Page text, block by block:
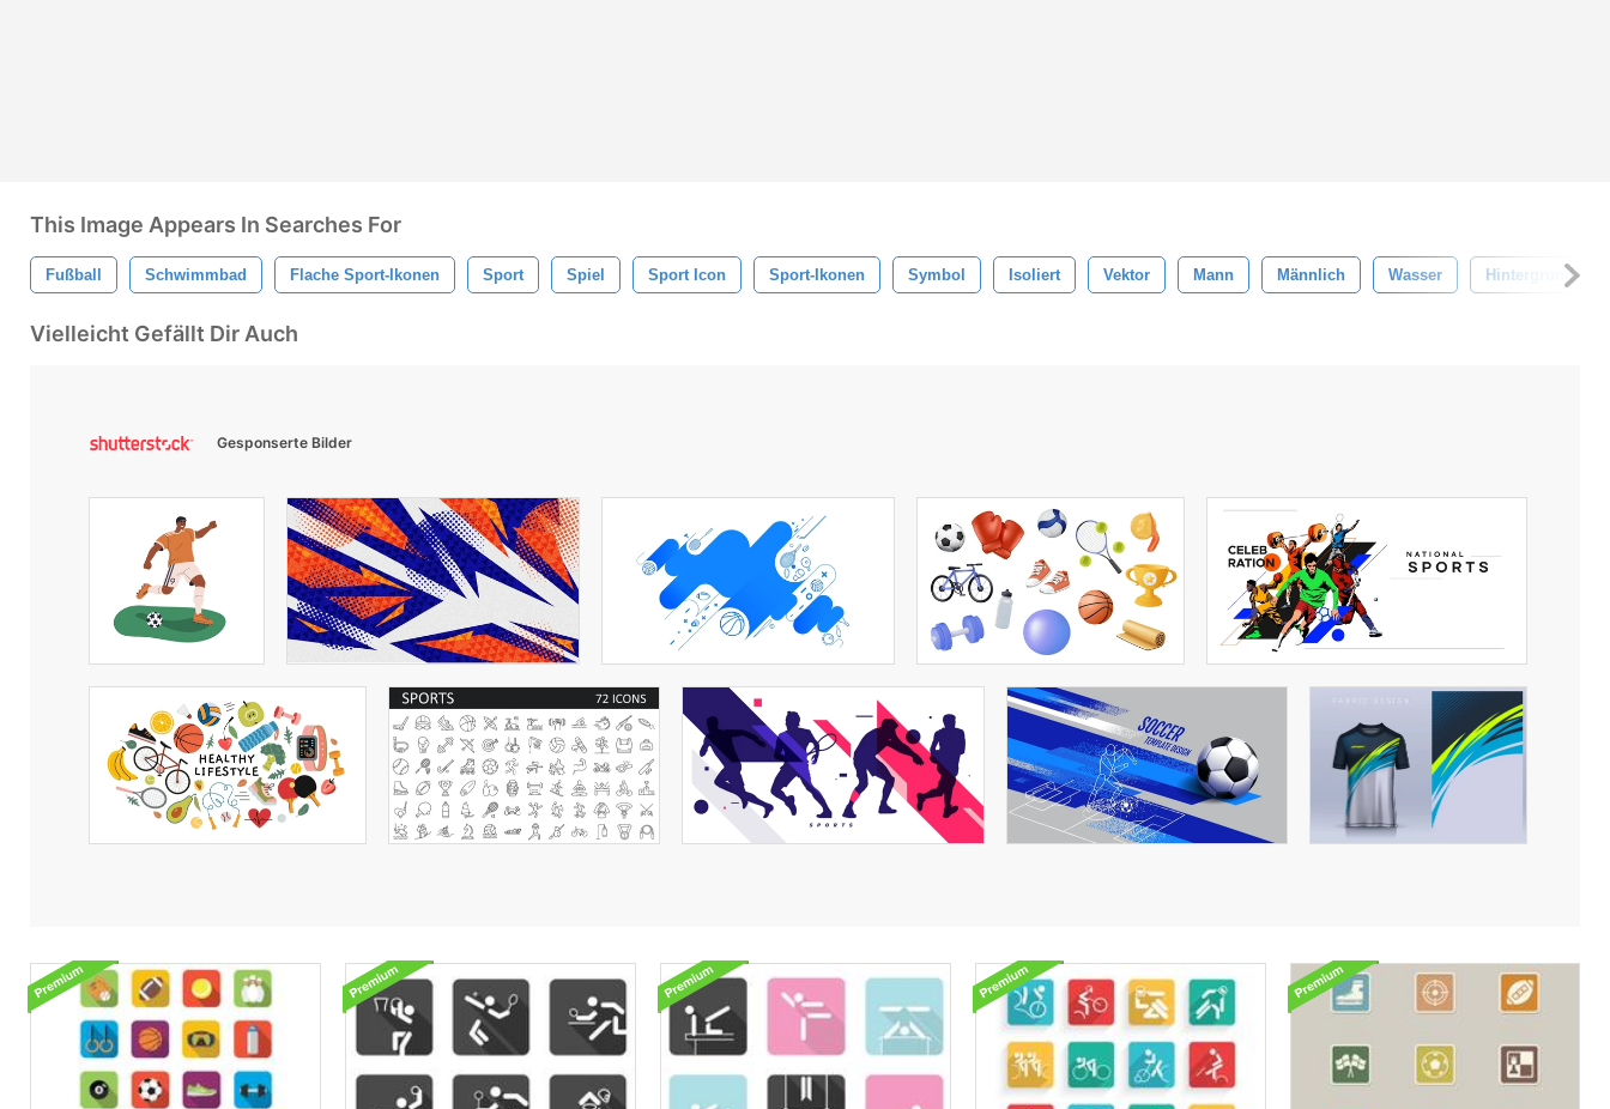
This Image Appears In Searches For
Fußball Schwimmbad Flache Sport-Ikonen Sport Spiel Sport Icon Sport-Ikonen Symbol Isoliert Vektor Mann Männlich Wasser Hintergrund
Vielleicht Gefällt Dir Auch
Gesponserte Bilder